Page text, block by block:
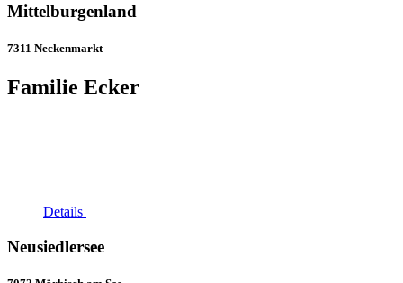
Mittelburgenland
7311 Neckenmarkt
Familie Ecker
Details
Neusiedlersee